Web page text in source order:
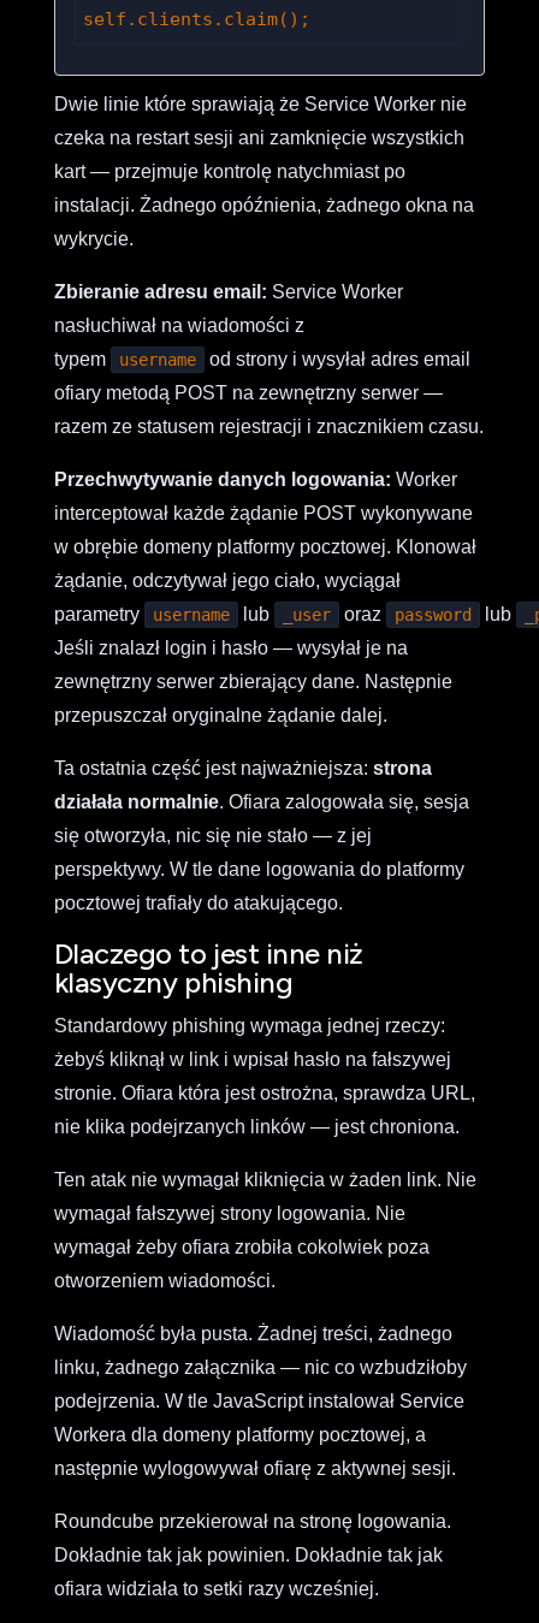
self.clients.claim();
Dwie linie które sprawiają że Service Worker nie
czeka na restart sesji ani zamknięcie wszystkich
kart — przejmuje kontrolę natychmiast po
instalacji. Żadnego opóźnienia, żadnego okna na
wykrycie.
Zbieranie adresu email: Service Worker
nasłuchiwał na wiadomości z
typem
username
od strony i wysyłał adres email
ofiary metodą POST na zewnętrzny serwer —
razem ze statusem rejestracji i znacznikiem czasu.
Przechwytywanie danych logowania: Worker
interceptował każde żądanie POST wykonywane
w obrębie domeny platformy pocztowej. Klonował
żądanie, odczytywał jego ciało, wyciągał
parametry
username lub _user oraz password lub
Jeśli znalazł login i hasło — wysyłał je na
zewnętrzny serwer zbierający dane. Następnie
przepuszczał oryginalne żądanie dalej.
Ta ostatnia część jest najważniejsza: strona
działała normalnie. Ofiara zalogowała się, sesja
się otworzyła, nic się nie stało — z jej
perspektywy. W tle dane logowania do platformy
pocztowej trafiały do atakującego.
Dlaczego to jest inne niż
klasyczny phishing
Standardowy phishing wymaga jednej rzeczy:
żebyś kliknął w link i wpisał hasło na fałszywej
stronie. Ofiara która jest ostrożna, sprawdza URL,
nie klika podejrzanych linków — jest chroniona.
Ten atak nie wymagał kliknięcia w żaden link. Nie
wymagał fałszywej strony logowania. Nie
wymagał żeby ofiara zrobiła cokolwiek poza
otworzeniem wiadomości.
Wiadomość była pusta. Żadnej treści, żadnego
linku, żadnego załącznika — nic co wzbudziłoby
podejrzenia. W tle JavaScript instalował Service
Workera dla domeny platformy pocztowej, a
następnie wylogowywał ofiarę z aktywnej sesji.
Roundcube przekierował na stronę logowania.
Dokładnie tak jak powinien. Dokładnie tak jak
ofiara widziała to setki razy wcześniej.